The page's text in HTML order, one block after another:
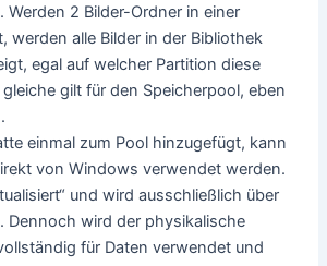
Werden 2 Bilder-Ordner in einer
werden alle Bilder in der Bibliothek
egal auf welcher Partition diese
gilt für den Speicherpool, eben
einmal zum Pool hinzugefügt, kann
von Windows verwendet werden.
und wird ausschließlich über
Dennoch wird der physikalische
für Daten verwendet und